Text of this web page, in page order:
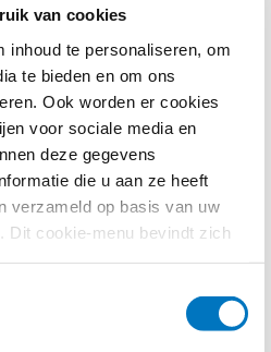
van cookies
inhoud te personaliseren, om
te bieden en om ons
Ook worden er cookies
voor sociale media en
deze gegevens
die u aan ze heeft
verzameld op basis van uw
Dit cookie-menu bevindt zich
van Binnenlandse Zaken
KED aan een
bestaat uit verschillende
op het gebied van